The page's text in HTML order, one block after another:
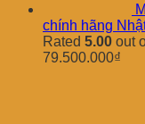
chính hãng
Rated 5.00 out
79.500.000₫